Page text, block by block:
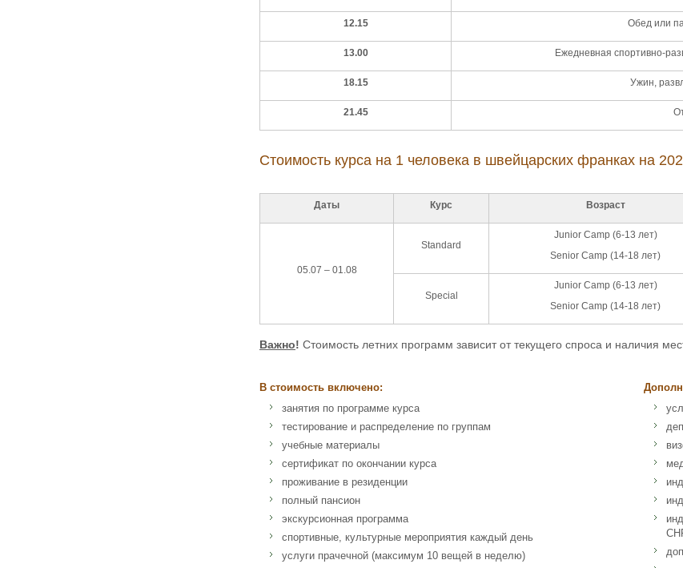
12.15 Обед или
13.00 Ежедневная спортивно-
18.15 Ужин,
21.45
Стоимость курса на 1 человека в швейцарских франках на
Даты Курс Возраст
05.07 – 01.08
Standard
Junior Camp (6-13 лет)
Senior Camp (14-18 лет)
Special
Junior Camp (6-13 лет)
Senior Camp (14-18 лет)
Важно! Стоимость летних программ зависит от текущего спроса и наличия
В стоимость включено:
занятия по программе курса
тестирование и распределение по группам
учебные материалы
сертификат по окончании курса
проживание в резиденции
полный пансион
экскурсионная программа
спортивные, культурные мероприятия каждый день
услуги прачечной (максимум 10 вещей в неделю)